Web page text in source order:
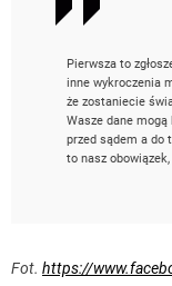
Pierwsza to
inne wykroczenia
że zostaniecie
Wasze dane
przed sądem a do
to nasz
Fot. https://